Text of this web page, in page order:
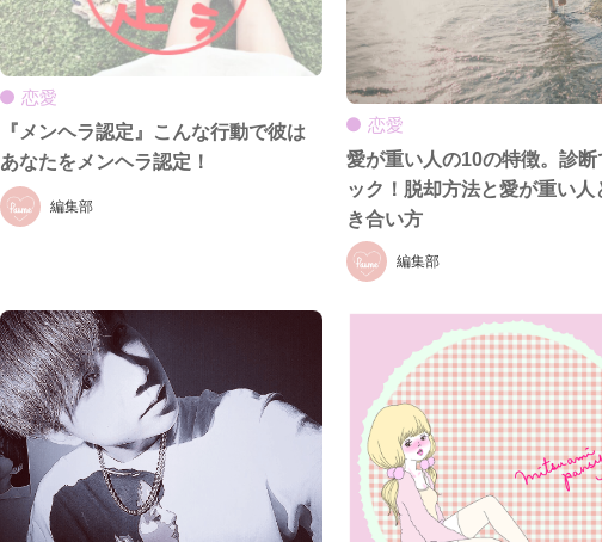
編集部
恋愛
『メンヘラ認定』こんな行動で彼は
あなたをメンヘラ認定！
編集部
恋愛
愛が重い人の10の特徴。診断
ック！脱却方法と愛が重い人
き合い方